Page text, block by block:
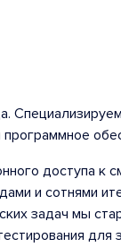
доступа
и сотнями
задач мы